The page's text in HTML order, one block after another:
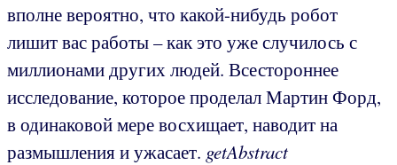
вполне вероятно, что какой-нибудь робот
лишит вас работы – как это уже случилось с
миллионами других людей. Всестороннее
исследование, которое проделал Мартин Форд,
в одинаковой мере восхищает, наводит на
размышления и ужасает. getAbstract